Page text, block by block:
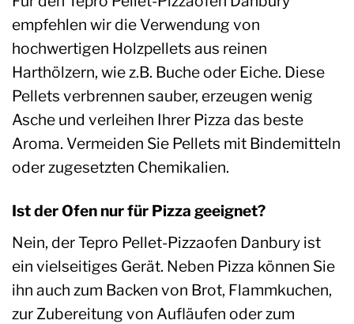
empfehlen wir die Verwendung von
hochwertigen Holzpellets aus reinen
Harthölzern, wie z.B. Buche oder Eiche. Diese
Pellets verbrennen sauber, erzeugen wenig
Asche und verleihen Ihrer Pizza das beste
Aroma. Vermeiden Sie Pellets mit Bindemitteln
oder zugesetzten Chemikalien.
Ist der Ofen nur für Pizza geeignet?
Nein, der Tepro Pellet-Pizzaofen Danbury ist
ein vielseitiges Gerät. Neben Pizza können Sie
ihn auch zum Backen von Brot, Flammkuchen,
zur Zubereitung von Aufläufen oder zum